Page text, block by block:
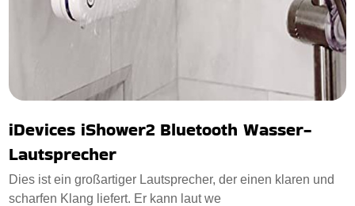
iDevices iShower2 Bluetooth Wasser-
Lautsprecher
Dies ist ein großartiger Lautsprecher, der einen klaren und
scharfen Klang liefert. Er kann laut we